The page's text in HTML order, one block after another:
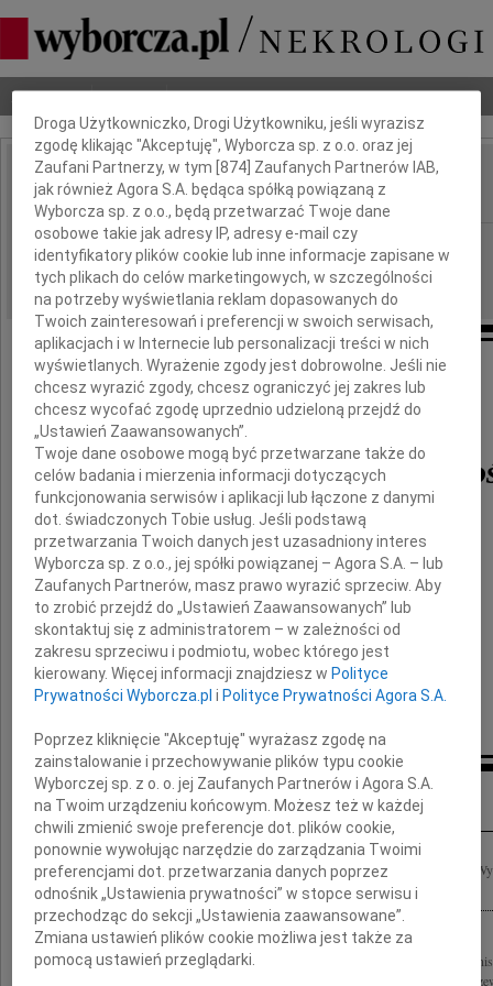
Nekrologi Odeszli Poradnik pogrzebowy
IMIĘ I NAZWISKO: Bronisław Wosiek
REGION: Wrocław
DATA EMISJI: 16.11.2010
Wyrazy głębokiego współczucia
z powodu śmierci
mgr. inż. Bronisława
składają
Rodzinie
Dyrektor i Rada Instytutu Budownictwa
Inne kondolencje
Z głębokim żalem przyjęliśmy wiadomość o śmierci mgr. inż. Bronisława Wośka
Rodzinie składają mgr inż. arch. Zbigniew Maćków, Przewodniczący Rady, i...
Z głębokim żalem przyjęliśmy wiadomość o śmierci naszego Kolegi mgr. inż.
serdecznego współczucia Rodzinie składają Przewodniczący Rady Okręgowej,
Dbamy o Twoją prywatność
Droga Użytkowniczko, Drogi Użytkowniku, jeśli wyrazisz
zgodę klikając "Akceptuję", Wyborcza sp. z o.o. oraz jej
Zaufani Partnerzy, w tym [874 ] Zaufanych Partnerów IAB,
jak również Agora S.A. będąca spółką powiązaną z
Wyborcza sp. z o.o., będą przetwarzać Twoje dane
osobowe takie jak adresy IP, adresy e-mail czy
identyfikatory plików cookie lub inne informacje zapisane w
tych plikach do celów marketingowych, w szczególności
na potrzeby wyświetlania reklam dopasowanych do
Twoich zainteresowań i preferencji w swoich serwisach,
aplikacjach i w Internecie lub personalizacji treści w nich
wyświetlanych. Wyrażenie zgody jest dobrowolne. Jeśli nie
chcesz wyrazić zgody, chcesz ograniczyć jej zakres lub
chcesz wycofać zgodę uprzednio udzieloną przejdź do
„Ustawień Zaawansowanych”.
Twoje dane osobowe mogą być przetwarzane także do
celów badania i mierzenia informacji dotyczących
funkcjonowania serwisów i aplikacji lub łączone z danymi
dot. świadczonych Tobie usług. Jeśli podstawą
przetwarzania Twoich danych jest uzasadniony interes
Wyborcza sp. z o.o., jej spółki powiązanej – Agora S.A. – lub
Zaufanych Partnerów, masz prawo wyrazić sprzeciw. Aby
to zrobić przejdź do „Ustawień Zaawansowanych” lub
skontaktuj się z administratorem – w zależności od
zakresu sprzeciwu i podmiotu, wobec którego jest
kierowany. Więcej informacji znajdziesz w Polityce
Prywatności Wyborcza.pl i Polityce Prywatności Agora S.A.
Poprzez kliknięcie "Akceptuję" wyrażasz zgodę na
zainstalowanie i przechowywanie plików typu cookie
Wyborczej sp. z o. o. jej Zaufanych Partnerów i Agora S.A.
na Twoim urządzeniu końcowym. Możesz też w każdej
chwili zmienić swoje preferencje dot. plików cookie,
ponownie wywołując narzędzie do zarządzania Twoimi
preferencjami dot. przetwarzania danych poprzez
odnośnik „Ustawienia prywatności” w stopce serwisu i
przechodząc do sekcji „Ustawienia zaawansowane”.
Zmiana ustawień plików cookie możliwa jest także za
pomocą ustawień przeglądarki.